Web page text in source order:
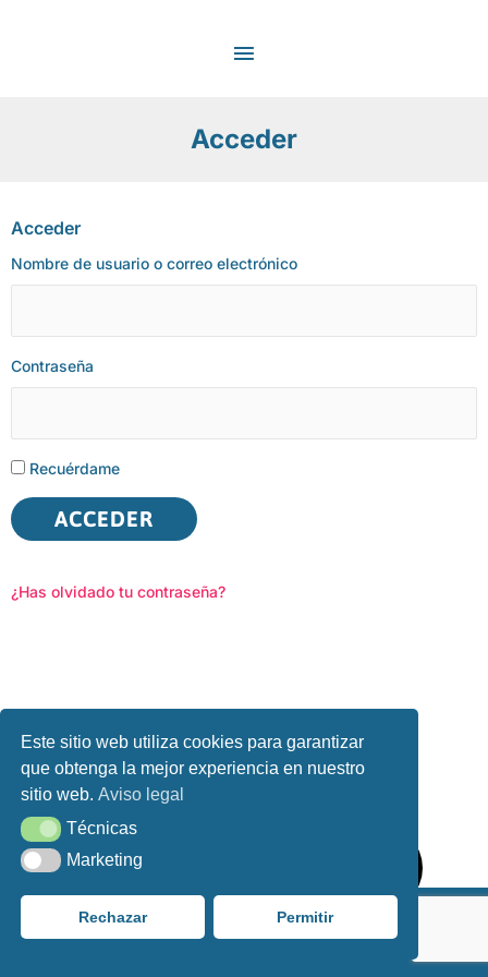
Acceder
Acceder
Nombre de usuario o correo electrónico
Contraseña
Recuérdame
ACCEDER
¿Has olvidado tu contraseña?
Aviso Legal
Este sitio web utiliza cookies para garantizar
que obtenga la mejor experiencia en nuestro
sitio web.Aviso legal
TécnicasTécnicas
MarketingMarketing
Rechazar Permitir